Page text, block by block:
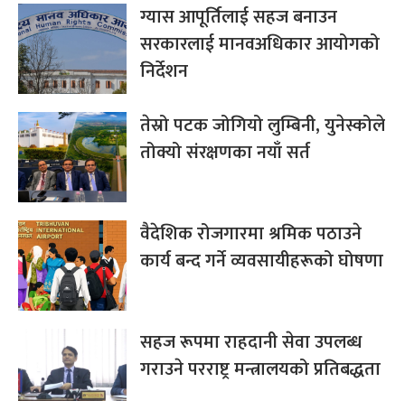
ग्यास आपूर्तिलाई सहज बनाउन
सरकारलाई मानवअधिकार आयोगको
निर्देशन
तेस्रो पटक जोगियो लुम्बिनी, युनेस्कोले
तोक्यो संरक्षणका नयाँ सर्त
वैदेशिक रोजगारमा श्रमिक पठाउने
कार्य बन्द गर्ने व्यवसायीहरूको घोषणा
सहज रूपमा राहदानी सेवा उपलब्ध
गराउने परराष्ट्र मन्त्रालयको प्रतिबद्धता